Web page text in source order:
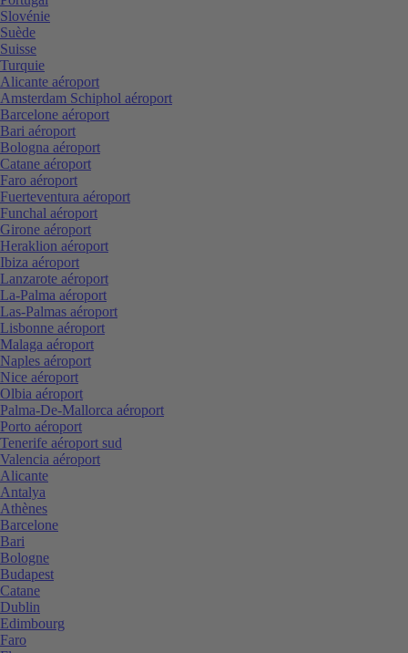
Slovénie
Suède
Suisse
Turquie
Alicante aéroport
Amsterdam Schiphol aéroport
Barcelone aéroport
Bari aéroport
Bologna aéroport
Catane aéroport
Faro aéroport
Fuerteventura aéroport
Funchal aéroport
Girone aéroport
Heraklion aéroport
Ibiza aéroport
Lanzarote aéroport
La-Palma aéroport
Las-Palmas aéroport
Lisbonne aéroport
Malaga aéroport
Naples aéroport
Nice aéroport
Olbia aéroport
Palma-De-Mallorca aéroport
Porto aéroport
Tenerife aéroport sud
Valencia aéroport
Alicante
Antalya
Athènes
Barcelone
Bari
Bologne
Budapest
Catane
Dublin
Edimbourg
Faro